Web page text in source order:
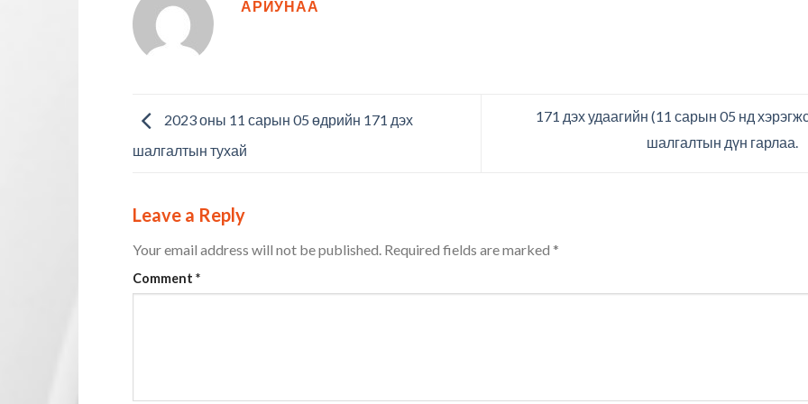
АРИУНАА
2023 оны 11 сарын 05 өдрийн 171 дэх
шалгалтын тухай
171 дэх удаагийн (11 сарын 05 нд
шалгалтын дүн гарлаа.
Leave a Reply
Your email address will not be published. Required fields are marked *
Comment *